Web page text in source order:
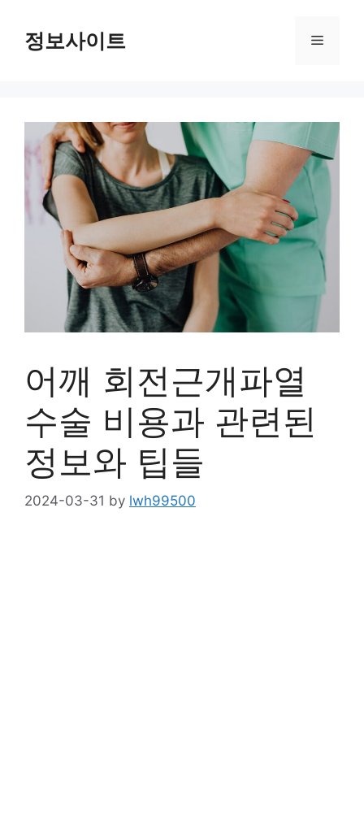
content정보사이트 Menu
어깨 회전근개파열
수술 비용과 관련된
정보와 팁들
2024-03-31 by lwh99500